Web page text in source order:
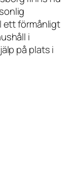
ett förmånligt
i
på plats i